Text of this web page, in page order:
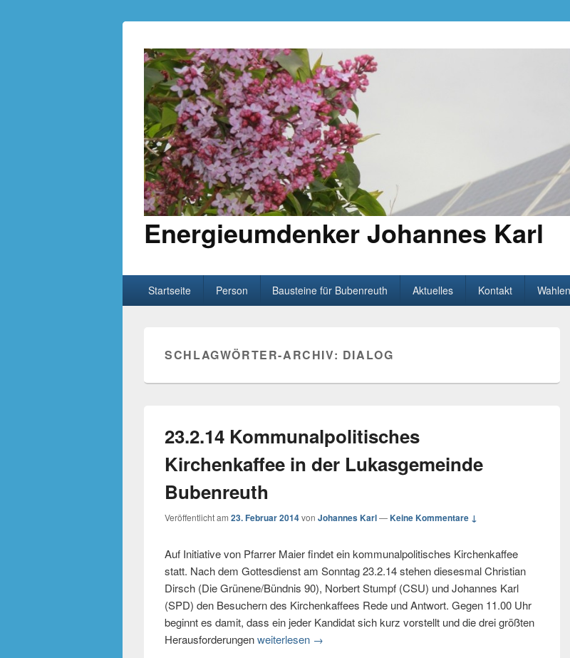
Energieumdenker Johannes Karl
HauptmenüWeiter zum Hauptinhalt
Weiter zum Sekundärinhalt
Startseite Person Bausteine für Bubenreuth Aktuelles Kontakt
SCHLAGWÖRTER-ARCHIV: DIALOG
23.2.14 Kommunalpolitisches
Kirchenkaffee in der Lukasgemeinde
Bubenreuth
Veröffentlicht am23. Februar 2014vonJohannes Karl—Keine Kommentare ↓
Auf Initiative von Pfarrer Maier findet ein kommunalpolitisches Kirchenkaffee
statt. Nach dem Gottesdienst am Sonntag 23.2.14 stehen diesesmal Christian
Dirsch (Die Grünene/Bündnis 90), Norbert Stumpf (CSU) und Johannes Karl
(SPD) den Besuchern des Kirchenkaffees Rede und Antwort. Gegen 11.00 Uhr
beginnt es damit, dass ein jeder Kandidat sich kurz vorstellt und die drei größten
Herausforderungenweiterlesen →